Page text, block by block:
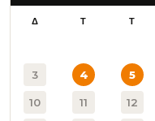
Δ Τ Τ
3 4 5
10 11 12